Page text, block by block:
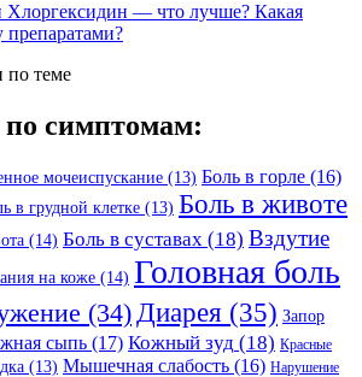
— что лучше? Какая
препаратами?
по теме
по симптомам:
мочеиспускание (13) Боль в горле (16)
в грудной клетке (13) Боль в животе
(14) Боль в суставах (18) Вздутие
на коже (14) Головная боль
(34) Диарея (35) Запор
сыпь (17) Кожный зуд (18) Красные
(13) Мышечная слабость (16) Нарушение